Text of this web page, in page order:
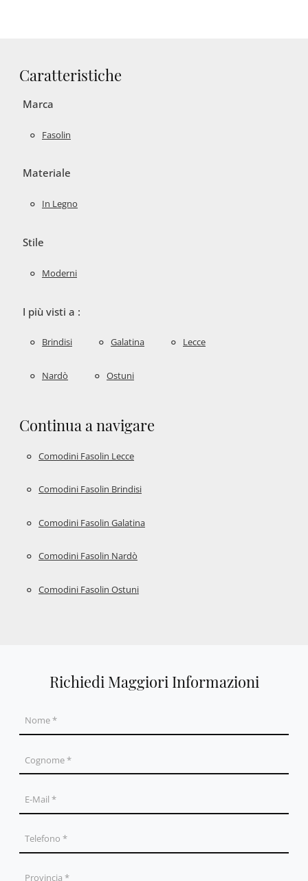
Caratteristiche
Marca
Fasolin
Materiale
In Legno
Stile
Moderni
I più visti a :
Brindisi Galatina Lecce
Nardò Ostuni
Continua a navigare
Comodini Fasolin Lecce
Comodini Fasolin Brindisi
Comodini Fasolin Galatina
Comodini Fasolin Nardò
Comodini Fasolin Ostuni
Richiedi Maggiori Informazioni